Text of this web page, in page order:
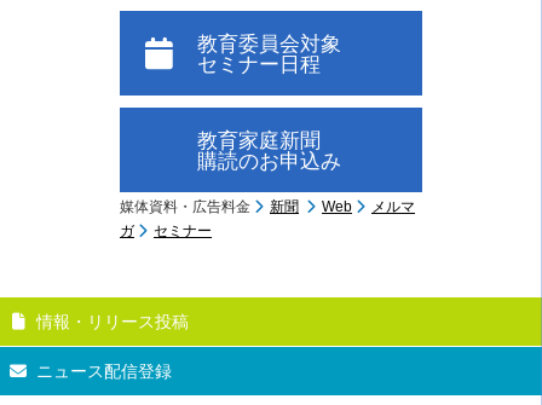
教育委員会対象
セミナー日程
教育家庭新聞
購読のお申込み
媒体資料・広告料金 新聞 Web
メルマ
ガ
セミナー
情報・リリース投稿
ニュース配信登録